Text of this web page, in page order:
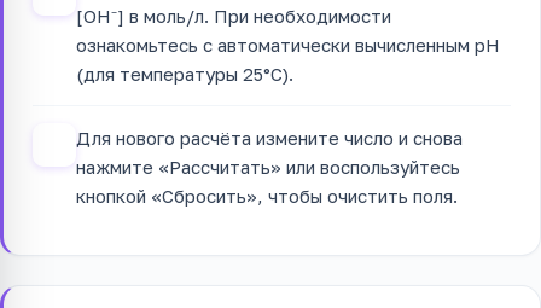
[OH⁻] в моль/л. При необходимости
ознакомьтесь с автоматически вычисленным pH
(для температуры 25°C).
Для нового расчёта измените число и снова
нажмите «Рассчитать» или воспользуйтесь
кнопкой «Сбросить», чтобы очистить поля.